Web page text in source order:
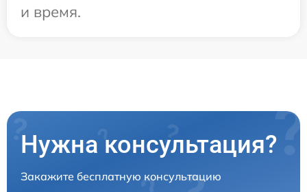
и время.
Нужна консультация?
Закажите бесплатную консультацию